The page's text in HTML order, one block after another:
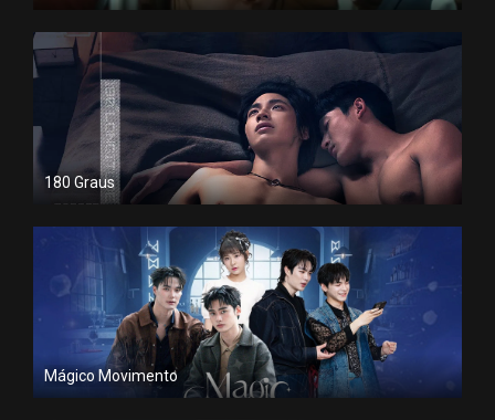
180 Graus
Mágico Movimento